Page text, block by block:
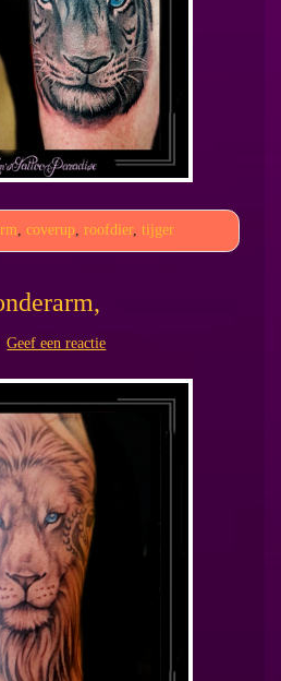
coverup, roofdier, tijger
Geef een reactie